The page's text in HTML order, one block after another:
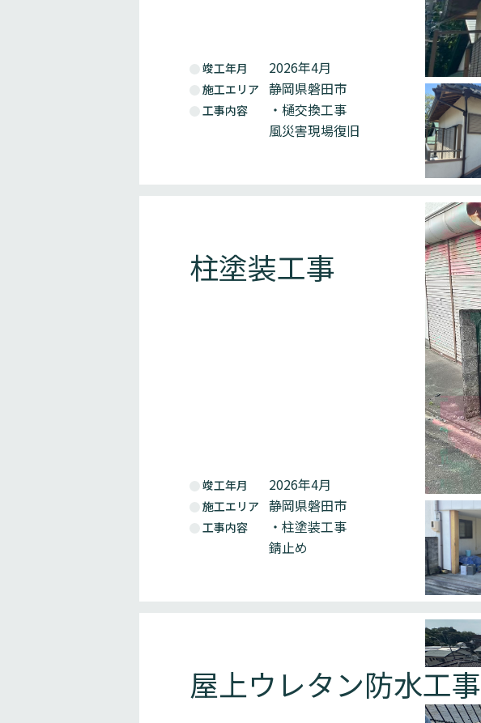
竣工年月 2026年4月
施工エリア 静岡県磐田市
工事内容
・樋交換工事
風災害現場復旧
柱塗装工事
竣工年月 2026年4月
施工エリア 静岡県磐田市
工事内容
・柱塗装工事
錆止め
屋上ウレタン防水工事